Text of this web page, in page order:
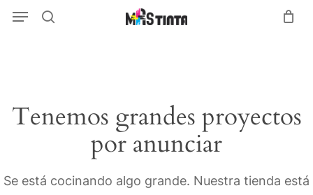
SkipMenu
Tenemos grandes proyectos
por anunciar
Se está cocinando algo grande. Nuestra tienda está
Menu